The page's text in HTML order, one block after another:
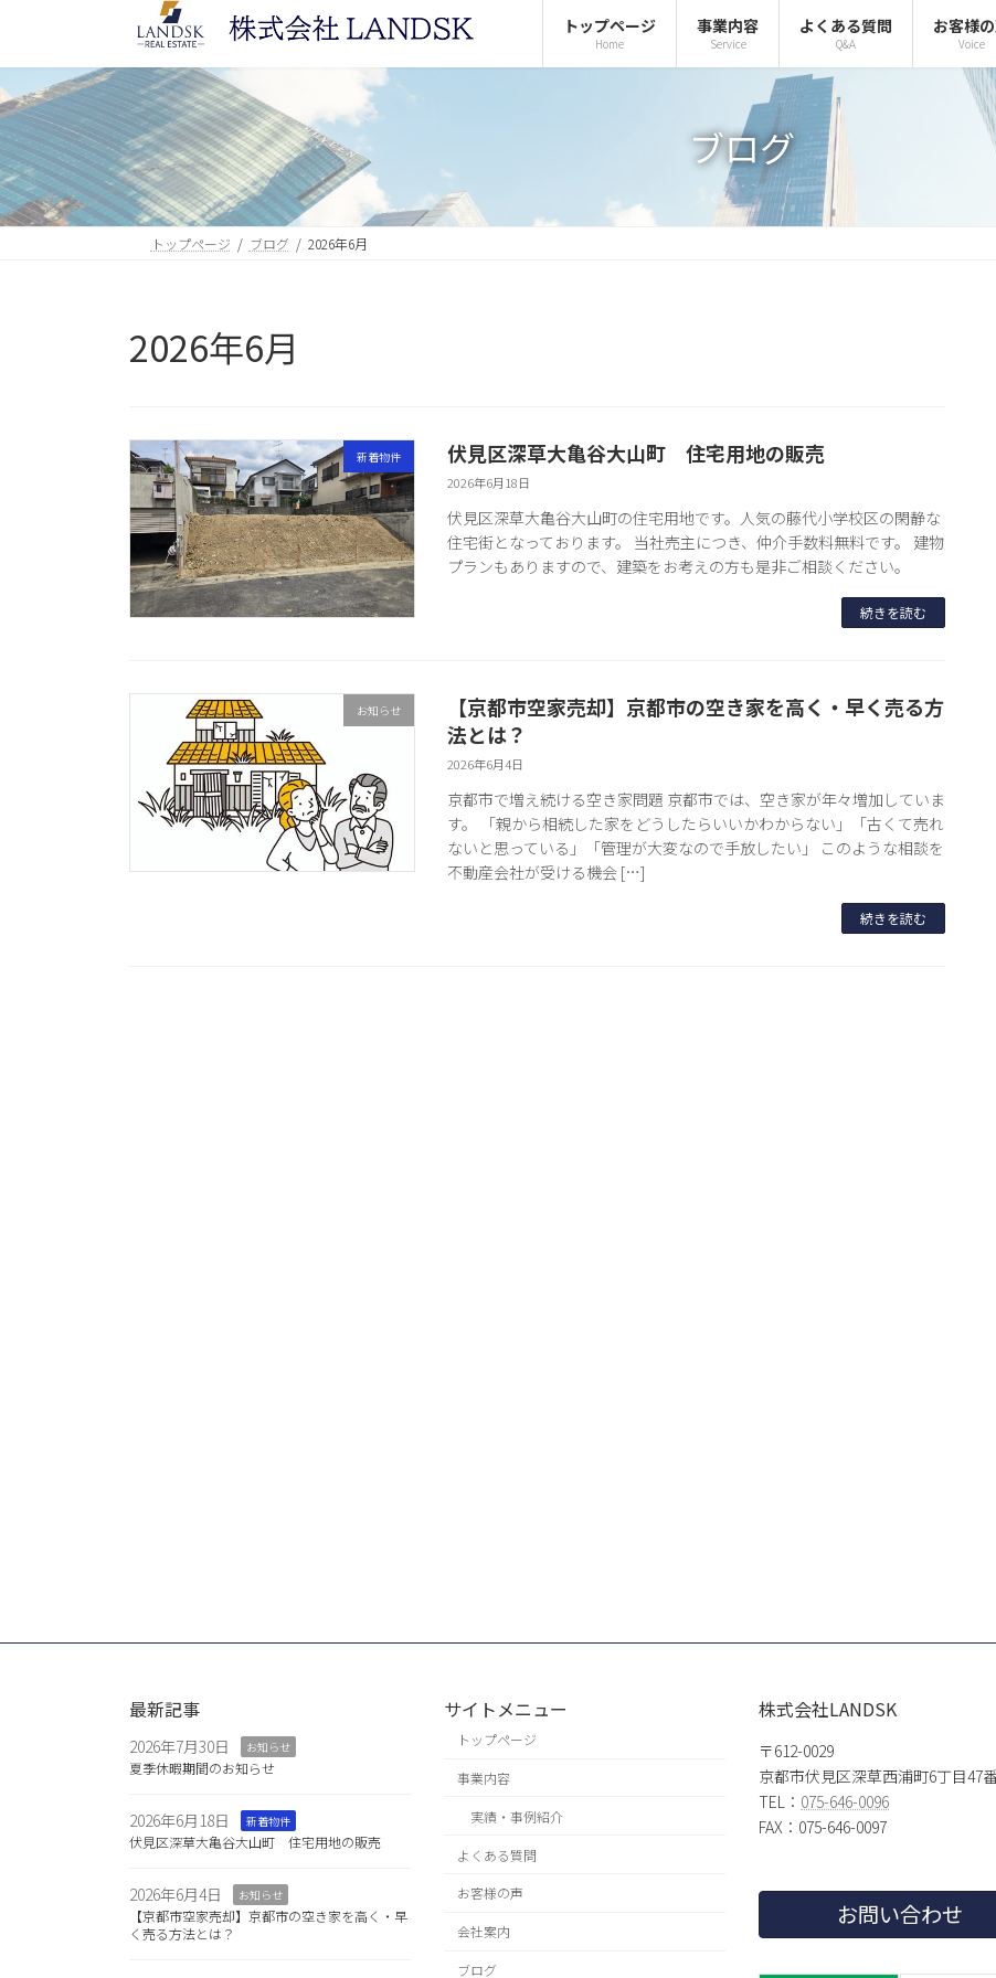
テ
ン
ツ
へ
ス
キ
ッ
ゲ
ー
シ
ョ
ン
に
移
トップページ
Home
事業内容
Service
よくある質問
Q&A
お客様
Voice
ブログ
トップページ ブログ 2026年6月
2026年6月
新着物件 伏見区深草大亀谷大山町 住宅用地の販売
2026年6月18日
伏見区深草大亀谷大山町の住宅用地です。人気の藤代小学校区の閑静な
住宅街となっております。 当社売主につき、仲介手数料無料です。 建物
プランもありますので、建築をお考えの方も是非ご相談ください。
続きを読む
お知らせ
【京都市空家売却】京都市の空き家を高く・早く売る方
法とは？
2026年6月4日
京都市で増え続ける空き家問題 京都市では、空き家が年々増加していま
す。 「親から相続した家をどうしたらいいかわからない」「古くて売れ
ないと思っている」「管理が大変なので手放したい」 このような相談を
不動産会社が受ける機会 […]
続きを読む
最新記事
2026年7月30日 お知らせ
夏季休暇期間のお知らせ
2026年6月18日 新着物件
伏見区深草大亀谷大山町 住宅用地の販売
2026年6月4日 お知らせ
【京都市空家売却】京都市の空き家を高く・早
く売る方法とは？
サイトメニュー
トップページ
事業内容
実績・事例紹介
よくある質問
お客様の声
会社案内
ブログ
株式会社LANDSK
〒612-0029
京都市伏見区深草西浦町6丁目47
TEL： 075-646-0096
FAX：075-646-0097
お問い合わせ